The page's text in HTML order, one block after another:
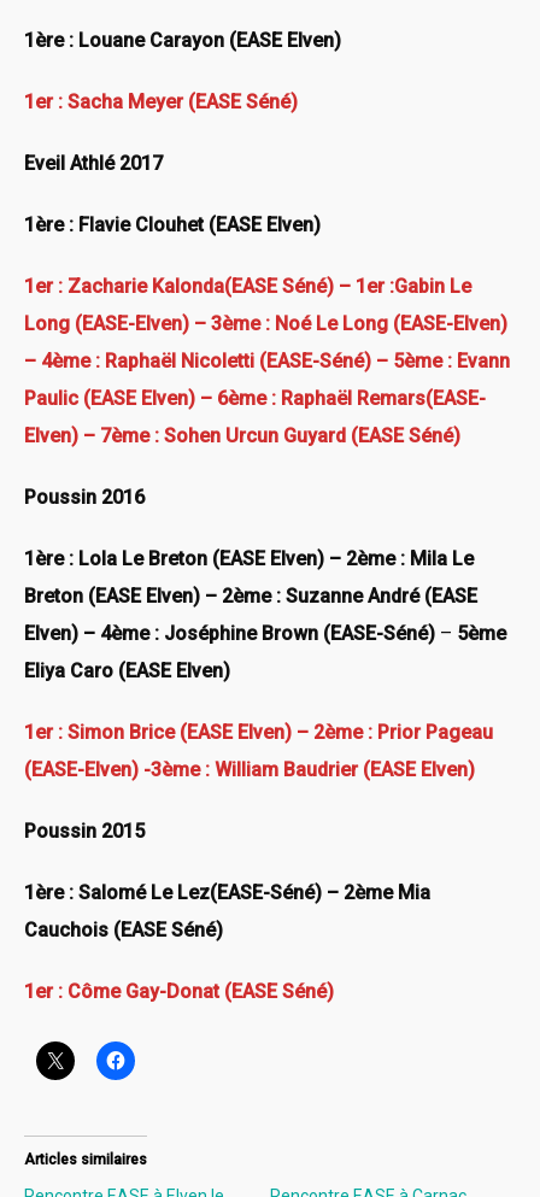
1ère : Louane Carayon (EASE Elven)
1er : Sacha Meyer (EASE Séné)
Eveil Athlé 2017
1ère : Flavie Clouhet (EASE Elven)
1er : Zacharie Kalonda(EASE Séné) – 1er :Gabin Le
Long (EASE-Elven) – 3ème : Noé Le Long (EASE-Elven)
– 4ème : Raphaël Nicoletti (EASE-Séné) – 5ème : Evann
Paulic (EASE Elven) – 6ème : Raphaël Remars(EASE-
Elven) – 7ème : Sohen Urcun Guyard (EASE Séné)
Poussin 2016
1ère : Lola Le Breton (EASE Elven) – 2ème : Mila Le
Breton (EASE Elven) – 2ème : Suzanne André (EASE
Elven) – 4ème : Joséphine Brown (EASE-Séné) – 5ème
Eliya Caro (EASE Elven)
1er : Simon Brice (EASE Elven) – 2ème : Prior Pageau
(EASE-Elven) -3ème : William Baudrier (EASE Elven)
Poussin 2015
1ère : Salomé Le Lez(EASE-Séné) – 2ème Mia
Cauchois (EASE Séné)
1er : Côme Gay-Donat (EASE Séné)
Articles similaires